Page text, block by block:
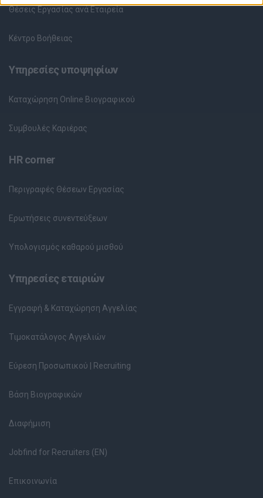
Θέσεις Εργασίας ανά Εταιρεία
Κέντρο Βοήθειας
Υπηρεσίες υποψηφίων
Καταχώρηση Online Βιογραφικού
Συμβουλές Καριέρας
HR corner
Περιγραφές Θέσεων Εργασίας
Ερωτήσεις συνεντεύξεων
Υπολογισμός καθαρού μισθού
Υπηρεσίες εταιριών
Εγγραφή & Καταχώρηση Αγγελίας
Τιμοκατάλογος Αγγελιών
Εύρεση Προσωπικού | Recruiting
Βάση Βιογραφικών
Διαφήμιση
Jobfind for Recruiters (EN)
Επικοινωνία